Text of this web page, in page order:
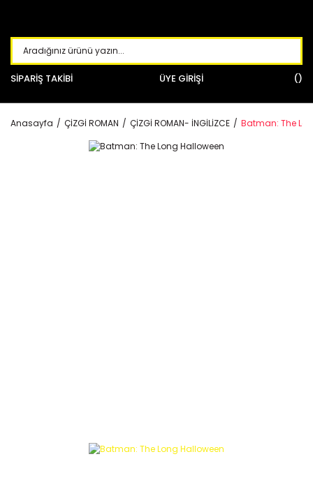
SİPARİŞ TAKİBİ ÜYE GİRİŞİ
Anasayfa ÇİZGİ ROMAN ÇİZGİ ROMAN- İNGİLİZCE Batman: The